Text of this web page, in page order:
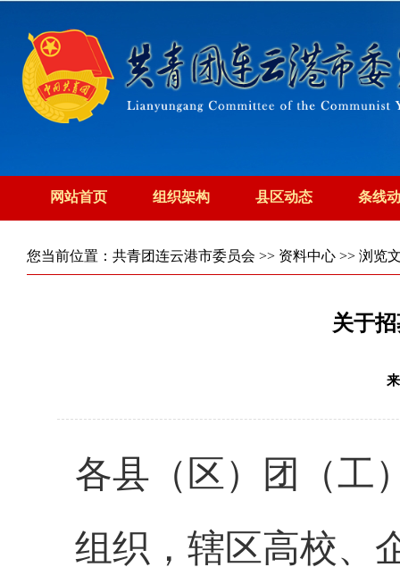
网站首页 组织架构 县区动态 条线
您当前位置： 共青团连云港市委员会 >> 资料中心 >> 浏览
关于
各县（区）团（工
组织，辖区高校、